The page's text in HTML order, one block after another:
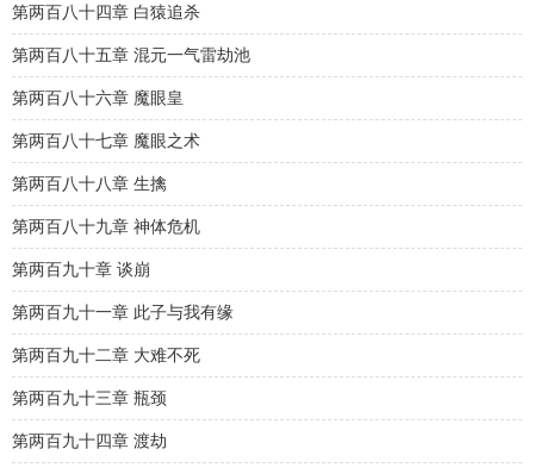
第两百八十四章 白猿追杀
第两百八十五章 混元一气雷劫池
第两百八十六章 魔眼皇
第两百八十七章 魔眼之术
第两百八十八章 生擒
第两百八十九章 神体危机
第两百九十章 谈崩
第两百九十一章 此子与我有缘
第两百九十二章 大难不死
第两百九十三章 瓶颈
第两百九十四章 渡劫